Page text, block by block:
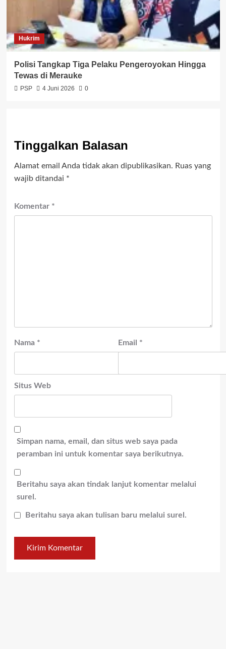
Hukrim
Polisi Tangkap Tiga Pelaku Pengeroyokan Hingga
Tewas di Merauke
PSP 4 Juni 2026 0
Tinggalkan Balasan
Alamat email Anda tidak akan dipublikasikan. Ruas yang
wajib ditandai *
Komentar *
Nama * Email *
Situs Web
Simpan nama, email, dan situs web saya pada
peramban ini untuk komentar saya berikutnya.
Beritahu saya akan tindak lanjut komentar melalui
surel.
Beritahu saya akan tulisan baru melalui surel.